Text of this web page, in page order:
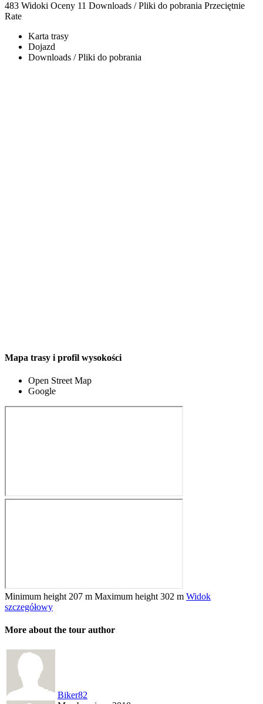
483 Widoki Oceny 11 Downloads / Pliki do pobrania Przeciętnie
Rate
Karta trasy
Dojazd
Downloads / Pliki do pobrania
Mapa trasy i profil wysokości
Open Street Map
Google
Minimum height 207 m Maximum height 302 m Widok
szczegółowy
More about the tour author
Biker82